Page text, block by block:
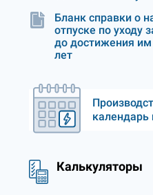
Бланк справки о
отпуске по уходу
до достижения им
лет
календарь
Калькуляторы